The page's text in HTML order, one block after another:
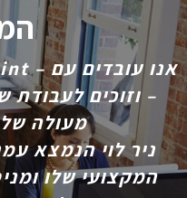
– וזוכים לעבודת
מעולה
ניר לוי הנמצא
המקצועי שלו